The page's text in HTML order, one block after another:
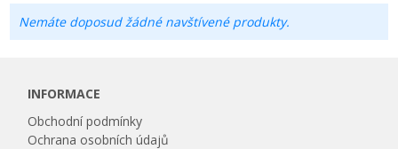
Nemáte doposud žádné navštívené produkty.
INFORMACE
Obchodní podmínky
Ochrana osobních údajů